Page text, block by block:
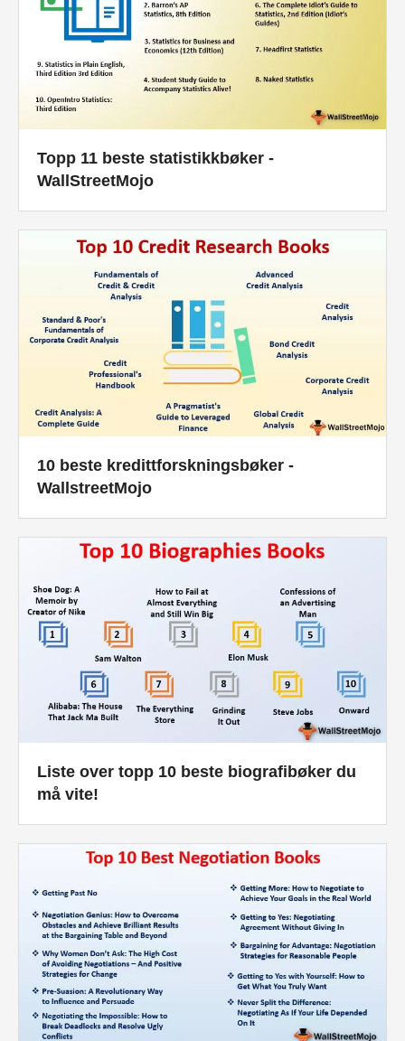
Topp 11 beste statistikkbøker -
WallStreetMojo
10 beste kredittforskningsbøker -
WallstreetMojo
Liste over topp 10 beste biografibøker du
må vite!